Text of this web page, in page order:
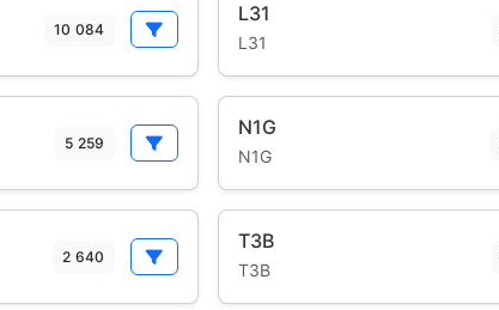
10 084
L31
L31
5 259
N1G
N1G
2 640
T3B
T3B